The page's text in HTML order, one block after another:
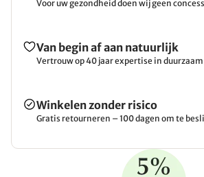
Voor uw gezondheid doen wij geen
Van begin af aan natuurlijk
Vertrouw op 40 jaar expertise in
Winkelen zonder risico
Gratis retourneren – 100 dagen om te